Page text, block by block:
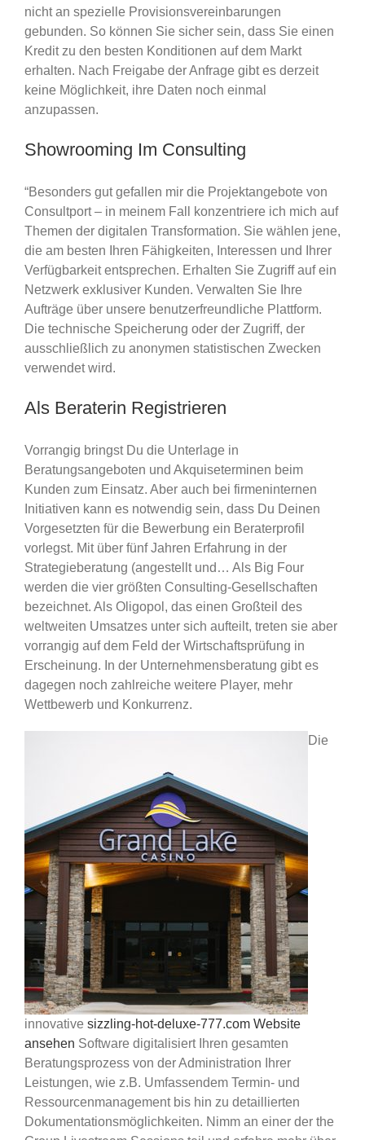
nicht an spezielle Provisionsvereinbarungen
gebunden. So können Sie sicher sein, dass Sie einen
Kredit zu den besten Konditionen auf dem Markt
erhalten. Nach Freigabe der Anfrage gibt es derzeit
keine Möglichkeit, ihre Daten noch einmal
anzupassen.
Showrooming Im Consulting
“Besonders gut gefallen mir die Projektangebote von
Consultport – in meinem Fall konzentriere ich mich auf
Themen der digitalen Transformation. Sie wählen jene,
die am besten Ihren Fähigkeiten, Interessen und Ihrer
Verfügbarkeit entsprechen. Erhalten Sie Zugriff auf ein
Netzwerk exklusiver Kunden. Verwalten Sie Ihre
Aufträge über unsere benutzerfreundliche Plattform.
Die technische Speicherung oder der Zugriff, der
ausschließlich zu anonymen statistischen Zwecken
verwendet wird.
Als Beraterin Registrieren
Vorrangig bringst Du die Unterlage in
Beratungsangeboten und Akquiseterminen beim
Kunden zum Einsatz. Aber auch bei firmeninternen
Initiativen kann es notwendig sein, dass Du Deinen
Vorgesetzten für die Bewerbung ein Beraterprofil
vorlegst. Mit über fünf Jahren Erfahrung in der
Strategieberatung (angestellt und… Als Big Four
werden die vier größten Consulting-Gesellschaften
bezeichnet. Als Oligopol, das einen Großteil des
weltweiten Umsatzes unter sich aufteilt, treten sie aber
vorrangig auf dem Feld der Wirtschaftsprüfung in
Erscheinung. In der Unternehmensberatung gibt es
dagegen noch zahlreiche weitere Player, mehr
Wettbewerb und Konkurrenz.
Die
innovative sizzling-hot-deluxe-777.com Website
ansehen Software digitalisiert Ihren gesamten
Beratungsprozess von der Administration Ihrer
Leistungen, wie z.B. Umfassendem Termin- und
Ressourcenmanagement bis hin zu detaillierten
Dokumentationsmöglichkeiten. Nimm an einer der the